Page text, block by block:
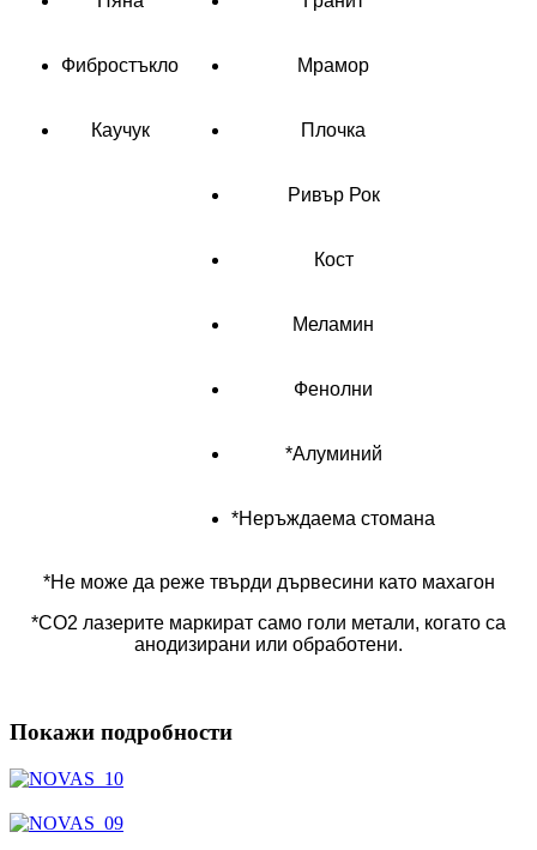
Фибростъкло Мрамор
Каучук Плочка
Ривър Рок
Кост
Меламин
Фенолни
*Алуминий
*Неръждаема стомана
*Не може да реже твърди дървесини като махагон
*CO2 лазерите маркират само голи метали, когато са
анодизирани или обработени.
Покажи подробности